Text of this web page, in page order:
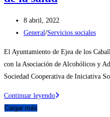
Publicación
de
8 abril, 2022
Categoría
General/Servicios sociales
El Ayuntamiento de Ejea de los
con la Asociación de Alcohólicos y
Sociedad Cooperativa de Iniciativa
Continuar leyendoColaboración
Cargar más